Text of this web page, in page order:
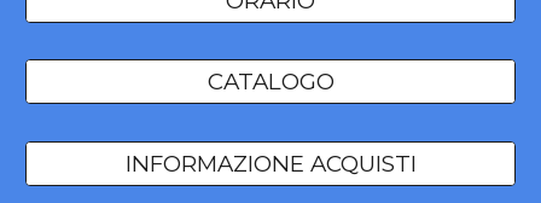
CATALOGO
INFORMAZIONE ACQUISTI